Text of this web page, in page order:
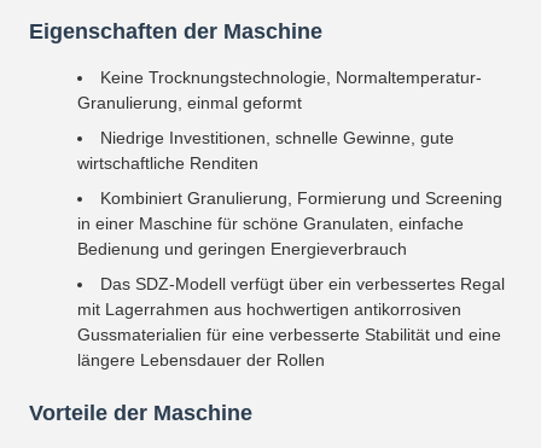
Eigenschaften der Maschine
Keine Trocknungstechnologie, Normaltemperatur-
Granulierung, einmal geformt
Niedrige Investitionen, schnelle Gewinne, gute
wirtschaftliche Renditen
Kombiniert Granulierung, Formierung und Screening
in einer Maschine für schöne Granulaten, einfache
Bedienung und geringen Energieverbrauch
Das SDZ-Modell verfügt über ein verbessertes Regal
mit Lagerrahmen aus hochwertigen antikorrosiven
Gussmaterialien für eine verbesserte Stabilität und eine
längere Lebensdauer der Rollen
Vorteile der Maschine